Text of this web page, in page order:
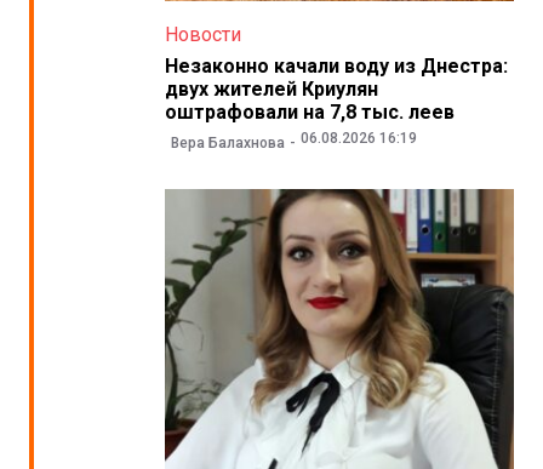
Новости
Незаконно качали воду из Днестра:
двух жителей Криулян
оштрафовали на 7,8 тыс. леев
Вера Балахнова 06.08.2026 16:19